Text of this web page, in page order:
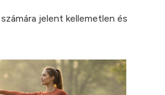
jelent kellemetlen és